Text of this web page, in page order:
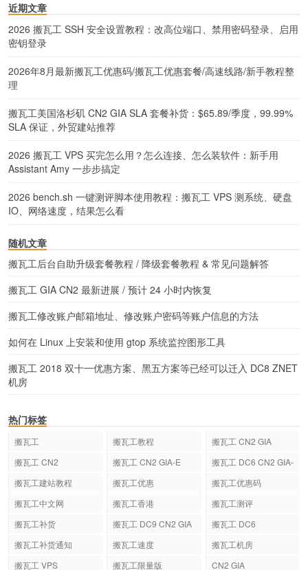
近期文章
2026 搬瓦工 SSH 安全设置教程：改高位端口、禁用密码登录、启用
密钥登录
2026年8月最新搬瓦工优惠码/搬瓦工优惠套餐/高速线路/新手教程整
理
搬瓦工美国洛杉矶 CN2 GIA SLA 套餐补货：$65.89/季度，99.99%
SLA 保证，外贸建站推荐
2026 搬瓦工 VPS 买完怎么用？怎么连接、怎么装软件：新手用
Assistant Amy 一步步搞定
2026 bench.sh 一键测评脚本使用教程：搬瓦工 VPS 测系统、硬盘
IO、网络速度，结果怎么看
随机文章
搬瓦工后台自助升级套餐教程 / 降级套餐教程 & 常见问题解答
搬瓦工 GIA CN2 最新进展 / 预计 24 小时内恢复
搬瓦工修改账户邮箱地址、修改账户密码等账户信息的方法
如何在 Linux 上安装和使用 gtop 系统监控图形工具
搬瓦工 2018 双十一优惠方案、黑五方案等已经可以迁入 DC8 ZNET
机房
热门标签
搬瓦工 搬瓦工教程
搬瓦工 CN2 GIA
搬瓦工 CN2
搬瓦工 CN2 GIA-E
搬瓦工 DC6 CN2 GIA-
搬瓦工建站教程 搬瓦工优惠
搬瓦工优惠码
搬瓦工中文网
搬瓦工香港
搬瓦工测评
搬瓦工补货
搬瓦工 DC9 CN2 GIA
搬瓦工 DC6
搬瓦工补货通知
搬瓦工速度
搬瓦工机房
搬瓦工 VPS
搬瓦工限量版 CN2 GIA